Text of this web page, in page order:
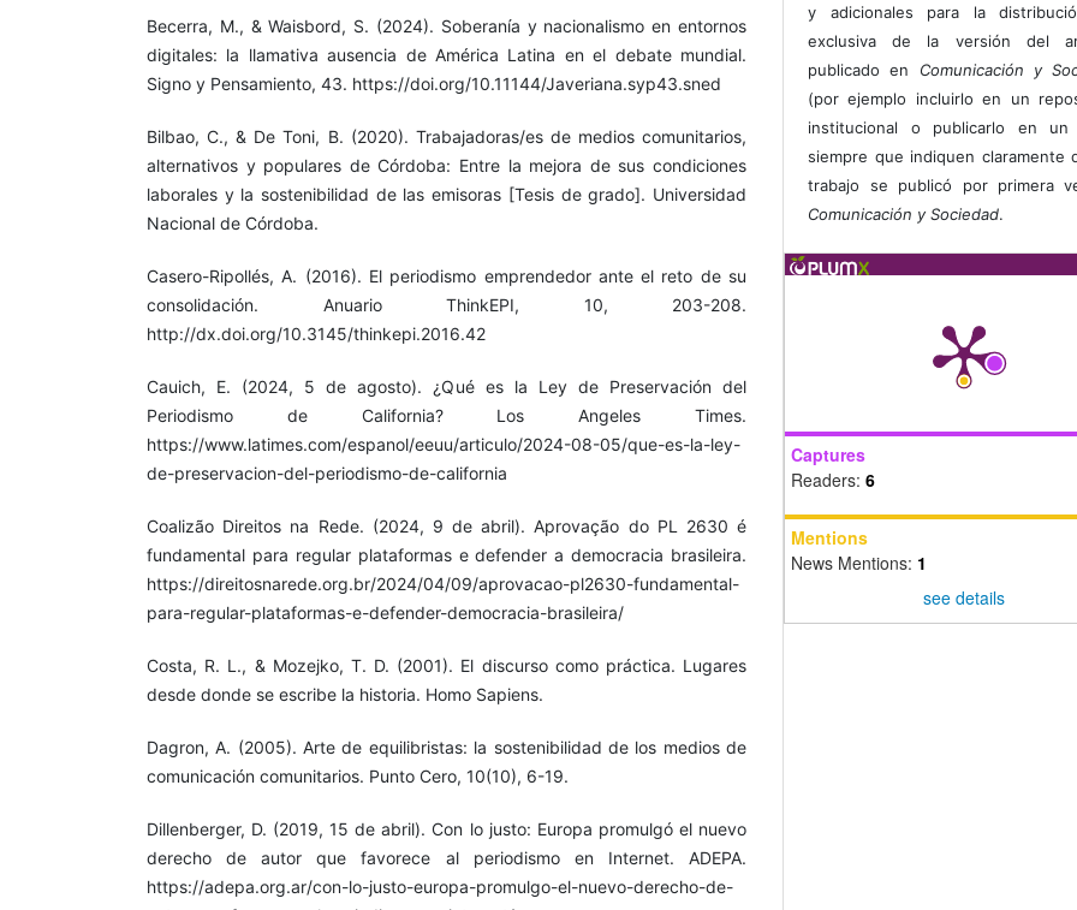
Becerra, M., & Waisbord, S. (2024). Soberanía y nacionalismo en entornos
digitales: la llamativa ausencia de América Latina en el debate mundial.
Signo y Pensamiento, 43. https://doi.org/10.11144/Javeriana.syp43.sned
Bilbao, C., & De Toni, B. (2020). Trabajadoras/es de medios comunitarios,
alternativos y populares de Córdoba: Entre la mejora de sus condiciones
laborales y la sostenibilidad de las emisoras [Tesis de grado]. Universidad
Nacional de Córdoba.
Casero-Ripollés, A. (2016). El periodismo emprendedor ante el reto de su
consolidación. Anuario ThinkEPI, 10, 203-208.
http://dx.doi.org/10.3145/thinkepi.2016.42
Cauich, E. (2024, 5 de agosto). ¿Qué es la Ley de Preservación del
Periodismo de California? Los Angeles Times.
https://www.latimes.com/espanol/eeuu/articulo/2024-08-05/que-es-la-ley-
de-preservacion-del-periodismo-de-california
Coalizão Direitos na Rede. (2024, 9 de abril). Aprovação do PL 2630 é
fundamental para regular plataformas e defender a democracia brasileira.
https://direitosnarede.org.br/2024/04/09/aprovacao-pl2630-fundamental-
para-regular-plataformas-e-defender-democracia-brasileira/
Costa, R. L., & Mozejko, T. D. (2001). El discurso como práctica. Lugares
desde donde se escribe la historia. Homo Sapiens.
Dagron, A. (2005). Arte de equilibristas: la sostenibilidad de los medios de
comunicación comunitarios. Punto Cero, 10(10), 6-19.
Dillenberger, D. (2019, 15 de abril). Con lo justo: Europa promulgó el nuevo
derecho de autor que favorece al periodismo en Internet. ADEPA.
https://adepa.org.ar/con-lo-justo-europa-promulgo-el-nuevo-derecho-de-
y adicionales para la
exclusiva de la versión del
publicado en Comunicación y
(por ejemplo incluirlo en un
institucional o publicarlo en un
siempre que indiquen claramente
trabajo se publicó por primera
Comunicación y Sociedad.
Captures
Readers: 6
Mentions
News Mentions: 1
see details